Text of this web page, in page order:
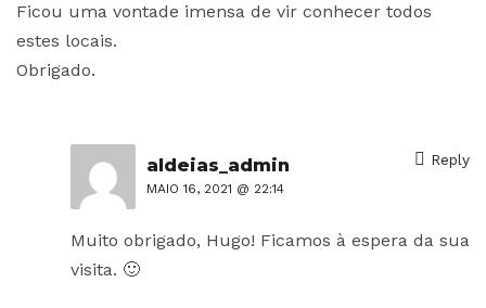
Ficou uma vontade imensa de vir conhecer todos
estes locais.
Obrigado.
aldeias_admin
MAIO 16, 2021 @ 22:14
Reply
Muito obrigado, Hugo! Ficamos à espera da sua
visita. 🙂